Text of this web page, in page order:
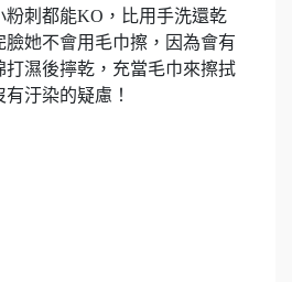
粉刺都能KO，比用手洗還乾
她不會用毛巾擦，因為會有
打濕後擰乾，充當毛巾來擦拭
汙染的疑慮！